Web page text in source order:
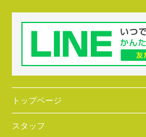
トップページ
スタッフ